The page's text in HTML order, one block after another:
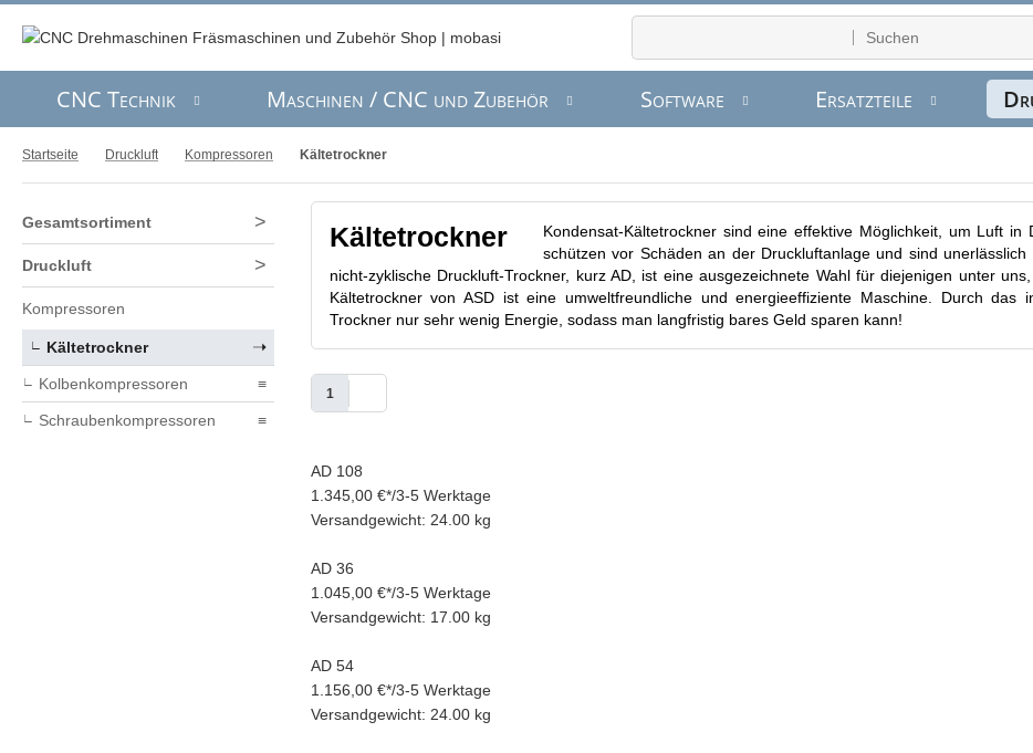
CNC Technik Maschinen / CNC und Zubehör Software Ersatzteile
Startseite Druckluft Kompressoren Kältetrockner
Gesamtsortiment
Druckluft
Kompressoren
Kältetrockner
Kolbenkompressoren
Schraubenkompressoren
Kältetrockner
Kondensat-Kältetrockner sind eine effektive Möglichkeit, um Luft
schützen vor Schäden an der Druckluftanlage und sind
nicht-zyklische Druckluft-Trockner, kurz AD, ist eine ausgezeichnete Wahl für diejenigen unter
Kältetrockner von ASD ist eine umweltfreundliche und energieeffiziente Maschine. Durch das
Trockner nur sehr wenig Energie, sodass man langfristig bares Geld sparen kann!
1
AD 108
1.345,00 €*/3-5 Werktage
Versandgewicht: 24.00 kg
AD 36
1.045,00 €*/3-5 Werktage
Versandgewicht: 17.00 kg
AD 54
1.156,00 €*/3-5 Werktage
Versandgewicht: 24.00 kg